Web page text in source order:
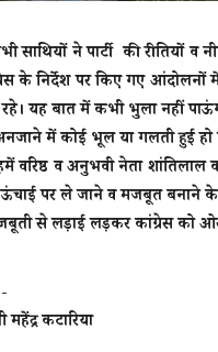
साथियों ने पार्टी की
के निर्देश पर किए गए
यह बात में कभी भुला नहीं
में कोई भूल या गलती हुई हो
वरिष्ठ व अनुभवी नेता
पर ले जाने व मजबूत बनाने
से लड़ाई लड़कर कांग्रेस को
कटारिया